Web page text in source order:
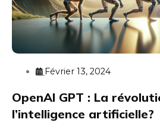
Février 13, 2024
OpenAI GPT : La
l’intelligence artificielle?